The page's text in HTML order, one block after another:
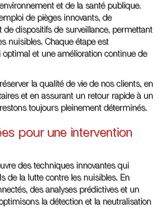
et de la santé publique.
de pièges innovants, de
de dispositifs de surveillance, permettant
nuisibles. Chaque étape est
et une amélioration continue de
la qualité de vie de nos clients, en
et en assurant un retour rapide à un
toujours pleinement déterminés.
pour une intervention
des techniques innovantes qui
de la lutte contre les nuisibles. En
des analyses prédictives et un
la détection et la neutralisation